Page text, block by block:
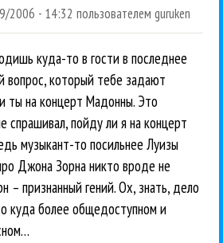
2006 - 14:32 пользователем guruken
куда-то в гости в последнее
вопрос, который тебе задают
ты на концерт Мадонны. Это
спрашивал, пойду ли я на концерт
музыкант-то посильнее Луизы
Джона Зорна никто вроде не
– признанный гений. Ох, знать, дело
куда более общедоступном и